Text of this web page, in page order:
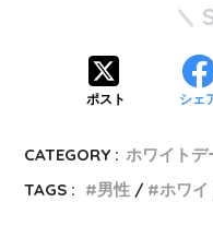
ポスト シェ
CATEGORY : ホワイトデ
TAGS :
男性 ホワ